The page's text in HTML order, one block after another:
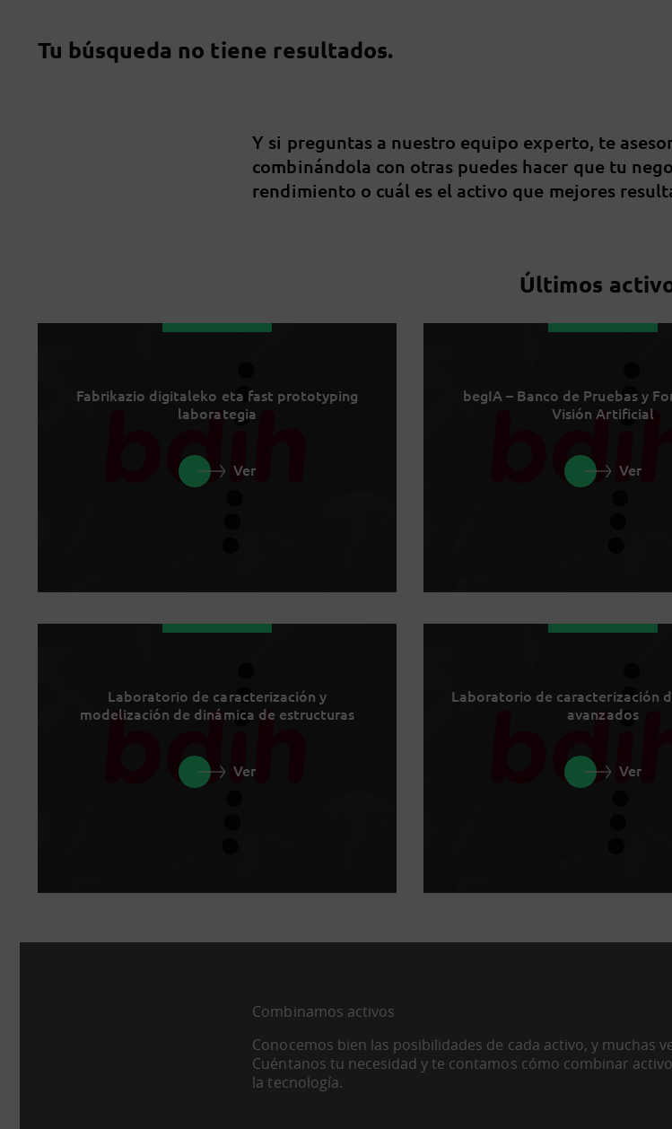
Tu búsqueda no tiene resultados.
Y si preguntas a nuestro equipo experto, te
combinándola con otras puedes hacer que tu
rendimiento o cuál es el activo que mejores
Últimos
Fabrikazio digitaleko eta fast prototyping
laborategia
Ver
begIA – Banco de Pruebas y
Visión Artificial
Ver
Laboratorio de caracterización y
modelización de dinámica de estructuras
Ver
Laboratorio de caracterización
avanzados
Ver
Combinamos activos
Conocemos bien las posibilidades de cada activo, y muchas
Cuéntanos tu necesidad y te contamos cómo combinar
la tecnología.